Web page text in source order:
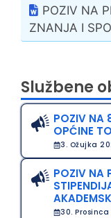
POZIV NA
ZNANJA I
Službene
POZIV NA
OPĆINE
3. Ožujka
POZIV NA
30.